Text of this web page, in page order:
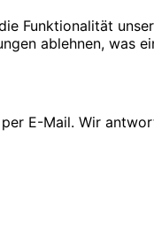
Funktionalität
ablehnen, was
E-Mail. Wir